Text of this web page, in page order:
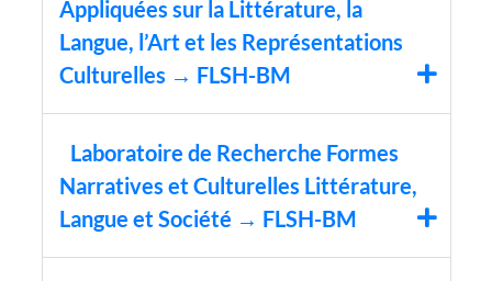
Appliquées sur la Littérature, la
Langue, l’Art et les Représentations
Culturelles → FLSH-BM
Laboratoire de Recherche Formes
Narratives et Culturelles Littérature,
Langue et Société → FLSH-BM